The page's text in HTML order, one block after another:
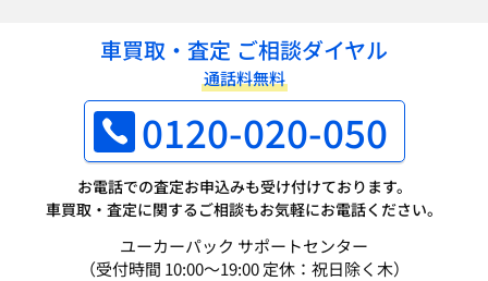
車買取・査定 ご相談ダイヤル
通話料無料
0120-020-050
お電話での査定お申込みも受け付けております。
車買取・査定に関するご相談もお気軽にお電話ください。
ユーカーパック サポートセンター
（受付時間 10:00～19:00 定休：祝日除く木）